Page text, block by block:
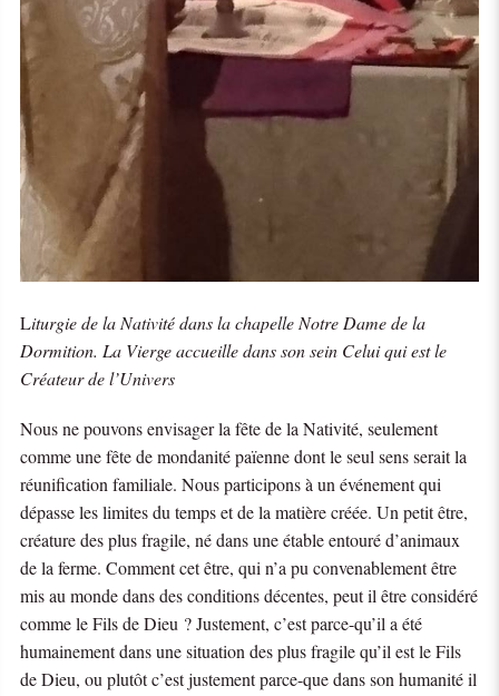
Liturgie de la Nativité dans la chapelle Notre Dame de la
Dormition. La Vierge accueille dans son sein Celui qui est le
Créateur de l’Univers
Nous ne pouvons envisager la fête de la Nativité, seulement
comme une fête de mondanité païenne dont le seul sens serait la
réunification familiale. Nous participons à un événement qui
dépasse les limites du temps et de la matière créée. Un petit être,
créature des plus fragile, né dans une étable entouré d’animaux
de la ferme. Comment cet être, qui n’a pu convenablement être
mis au monde dans des conditions décentes, peut il être considéré
comme le Fils de Dieu ? Justement, c’est parce-qu’il a été
humainement dans une situation des plus fragile qu’il est le Fils
de Dieu, ou plutôt c’est justement parce-que dans son humanité il